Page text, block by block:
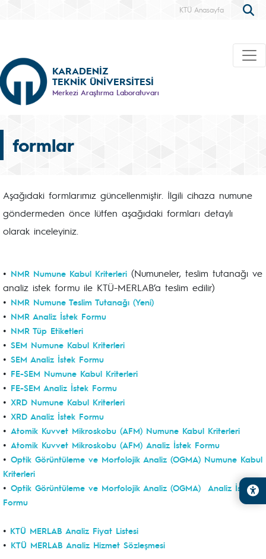
KTÜ Anasayfa
KARADENİZ
TEKNİK ÜNİVERSİTESİ
Merkezi Araştırma Laboratuvarı
formlar
Aşağıdaki formlarımız güncellenmiştir. İlgili cihaza numune
göndermeden önce lütfen aşağıdaki formları detaylı
olarak inceleyiniz.
• NMR Numune Kabul Kriterleri (Numuneler, teslim tutanağı ve
analiz istek formu ile KTÜ-MERLAB’a teslim edilir)
• NMR Numune Teslim Tutanağı (Yeni)
• NMR Analiz İstek Formu
• NMR Tüp Etiketleri
• SEM Numune Kabul Kriterleri
• SEM Analiz İstek Formu
• FE-SEM Numune Kabul Kriterleri
• FE-SEM Analiz İstek Formu
• XRD Numune Kabul Kriterleri
• XRD Analiz İstek Formu
• Atomik Kuvvet Mikroskobu (AFM) Numune Kabul Kriterleri
• Atomik Kuvvet Mikroskobu (AFM) Analiz İstek Formu
• Optik Görüntüleme ve Morfolojik Analiz (OGMA) Numune Kabul
Kriterleri
• Optik Görüntüleme ve Morfolojik Analiz (OGMA) Analiz İstek
Formu
• KTÜ MERLAB Analiz Fiyat Listesi
• KTÜ MERLAB Analiz Hizmet Sözleşmesi